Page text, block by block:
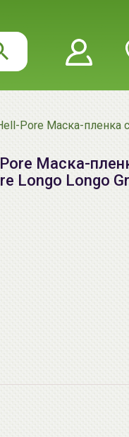
Pore Маска-пленка
Маска-
Longo Longo